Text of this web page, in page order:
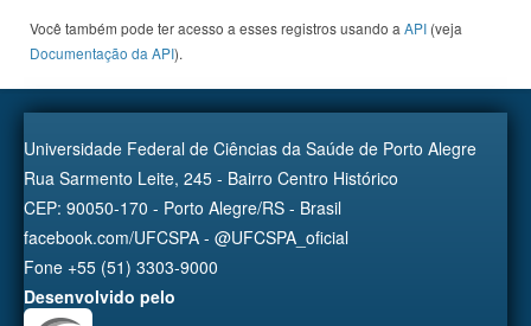
Você também pode ter acesso a esses registros usando a API (veja
Documentação da API).
Universidade Federal de Ciências da Saúde de Porto Alegre
Rua Sarmento Leite, 245 - Bairro Centro Histórico
CEP: 90050-170 - Porto Alegre/RS - Brasil
facebook.com/UFCSPA - @UFCSPA_oficial
Fone +55 (51) 3303-9000
Desenvolvido pelo